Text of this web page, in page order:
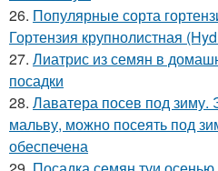
26. Популярные сорта
Гортензия крупнолистная
27. Лиатрис из семян в
посадки
28. Лаватера посев под зиму.
мальву, можно посеять под
обеспечена